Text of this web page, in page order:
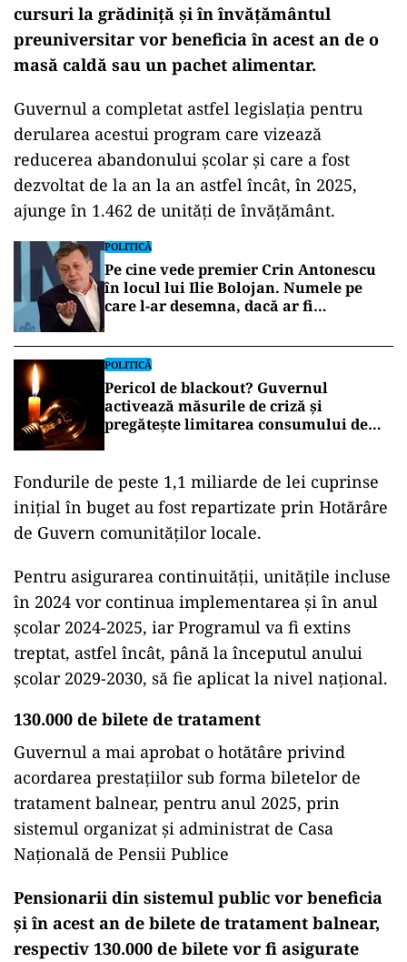
cursuri la grădiniță și în învățământul
preuniversitar vor beneficia în acest an de o
masă caldă sau un pachet alimentar.
Guvernul a completat astfel legislația pentru
derularea acestui program care vizează
reducerea abandonului școlar și care a fost
dezvoltat de la an la an astfel încât, în 2025,
ajunge în 1.462 de unități de învățământ.
POLITICĂ
Pe cine vede premier Crin Antonescu
în locul lui Ilie Bolojan. Numele pe
care l-ar desemna, dacă ar fi
POLITICĂ
Pericol de blackout? Guvernul
activează măsurile de criză și
pregătește limitarea consumului de
Fondurile de peste 1,1 miliarde de lei cuprinse
inițial în buget au fost repartizate prin Hotărâre
de Guvern comunităților locale.
Pentru asigurarea continuității, unitățile incluse
în 2024 vor continua implementarea și în anul
școlar 2024-2025, iar Programul va fi extins
treptat, astfel încât, până la începutul anului
școlar 2029-2030, să fie aplicat la nivel național.
130.000 de bilete de tratament
Guvernul a mai aprobat o hotătâre privind
acordarea prestaţiilor sub forma biletelor de
tratament balnear, pentru anul 2025, prin
sistemul organizat şi administrat de Casa
Naţională de Pensii Publice
Pensionarii din sistemul public vor beneficia
și în acest an de bilete de tratament balnear,
respectiv 130.000 de bilete vor fi asigurate